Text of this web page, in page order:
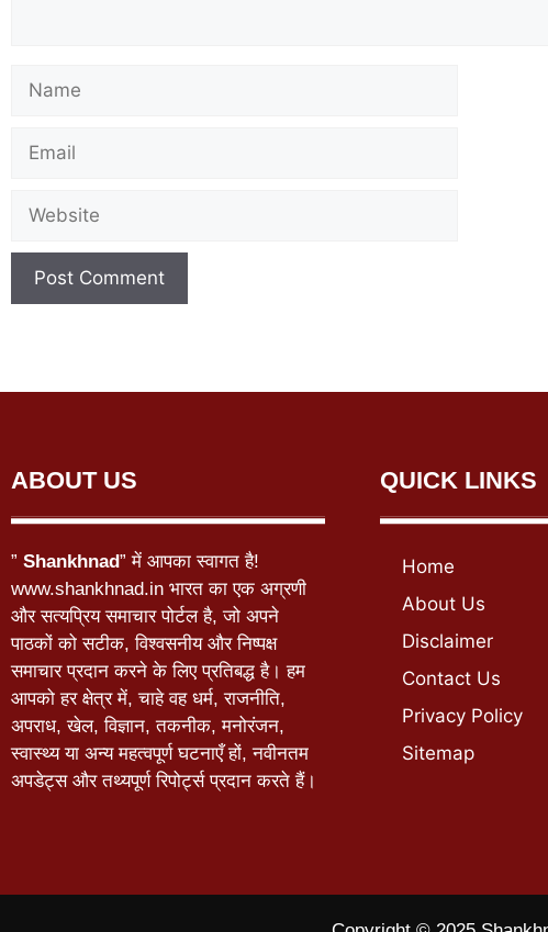
ABOUT US
” Shankhnad” में आपका स्वागत है!
www.shankhnad.in भारत का एक अग्रणी
और सत्यप्रिय समाचार पोर्टल है, जो अपने
पाठकों को सटीक, विश्वसनीय और निष्पक्ष
समाचार प्रदान करने के लिए प्रतिबद्ध है। हम
आपको हर क्षेत्र में, चाहे वह धर्म, राजनीति,
अपराध, खेल, विज्ञान, तकनीक, मनोरंजन,
स्वास्थ्य या अन्य महत्वपूर्ण घटनाएँ हों, नवीनतम
अपडेट्स और तथ्यपूर्ण रिपोर्ट्स प्रदान करते हैं।
QUICK LINKS
Home
About Us
Disclaimer
Contact Us
Privacy Policy
Sitemap